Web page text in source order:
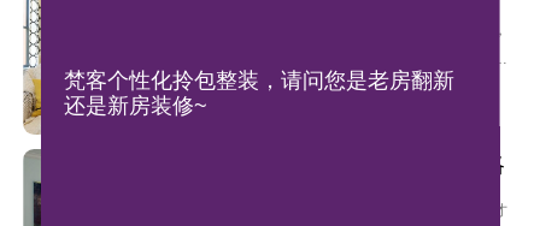
北京高昂的房价让许多人望洋兴叹，
房。但跟毛坯房不同，原先业主的装
北京别墅装修设计攻略
别墅不过美在其外，还要秀在其中才
梵客个性化拎包整装，请问您是老房翻新
还是新房装修~